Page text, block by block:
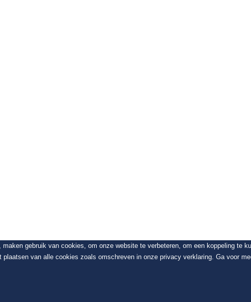
gebruik van cookies, om onze website te verbeteren, om een koppeling te
van alle cookies zoals omschreven in onze privacy verklaring. Ga voor